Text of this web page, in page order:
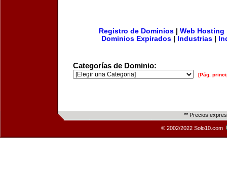
Registro de Dominios| Web Hosting
Dominios Expirados
Industrias
Categorías de Dominio:
[Pág.
** Precios
© 2002/2022 Solo10.com